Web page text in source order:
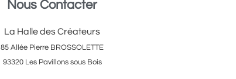
Nous Contacter
La Halle des Créateurs
85 Allée Pierre BROSSOLETTE
93320 Les Pavillons sous Bois